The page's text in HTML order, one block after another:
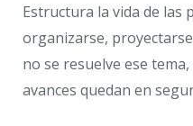
Estructura la vida de las
organizarse,
no se resuelve ese
avances quedan en